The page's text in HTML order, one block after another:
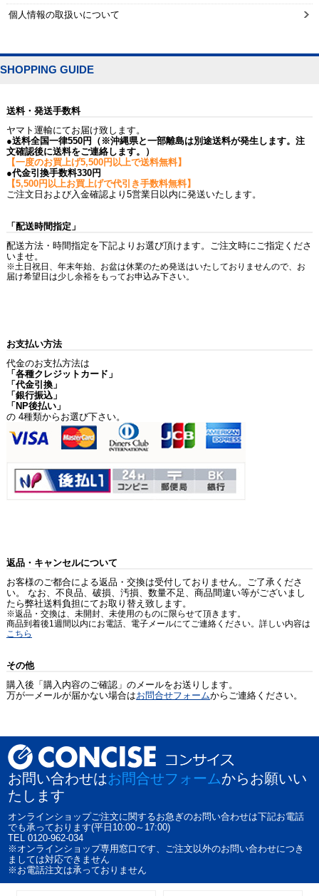
個人情報の取扱いについて
SHOPPING GUIDE
送料・発送手数料
ヤマト運輸にてお届け致します。
●送料全国一律550円（※沖縄県と一部離島は別途送料が発生します。注
文確認後に送料をご連絡します。）
【一度のお買上げ5,500円以上で送料無料】
●代金引換手数料330円
【5,500円以上お買上げで代引き手数料無料】
ご注文日および入金確認より5営業日以内に発送いたします。
「配送時間指定」
配送方法・時間指定を下記よりお選び頂けます。ご注文時にご指定くださ
いませ。
※土日祝日、年末年始、お盆は休業のため発送はいたしておりませんので、お
届け希望日は少し余裕をもってお申込み下さい。
お支払い方法
代金のお支払方法は
「各種クレジットカード」
「代金引換」
「銀行振込」
「NP後払い」
の 4種類からお選び下さい。
返品・キャンセルについて
お客様のご都合による返品・交換は受付しておりません。ご了承くださ
い。 なお、不良品、破損、汚損、数量不足、商品間違い等がございまし
たら弊社送料負担にてお取り替え致します。
※返品・交換は、未開封、未使用のものに限らせて頂きます。
商品到着後1週間以内にお電話、電子メールにてご連絡ください。詳しい内容は
こちら
その他
購入後「購入内容のご確認」のメールをお送りします。
万が一メールが届かない場合はお問合せフォームからご連絡ください。
お問い合わせはお問合せフォームからお願いい
たします
オンラインショップご注文に関するお急ぎのお問い合わせは下記お電話
でも承っております(平日10:00～17:00)
TEL 0120-962-034
※オンラインショップ専用窓口です、ご注文以外のお問い合わせにつき
ましては対応できません
※お電話注文は承っておりません